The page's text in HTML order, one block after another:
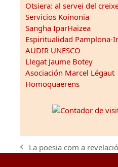
Otsiera: al servei del
Servicios Koinonia
Sangha IparHaizea
Espiritualidad Pamplona-
AUDIR UNESCO
Llegat Jaume Botey
Asociación Marcel Légaut
Homoquaerens
previous
La poesia com a revelació